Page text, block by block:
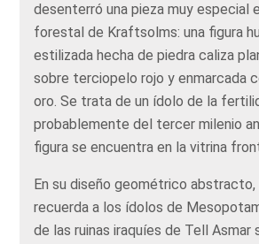
desenterró una pieza muy especial
forestal de Kraftsolms: una figura
estilizada hecha de piedra caliza
sobre terciopelo rojo y enmarcada
oro. Se trata de un ídolo de la
probablemente del tercer milenio
figura se encuentra en la vitrina
En su diseño geométrico abstracto,
recuerda a los ídolos de
de las ruinas iraquíes de Tell